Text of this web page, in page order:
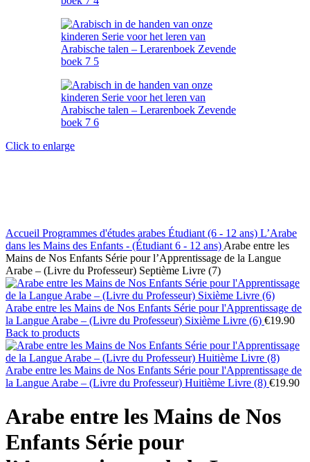
Click to enlarge
Accueil Programmes d'études arabes Étudiant (6 - 12 ans) L’Arabe
dans les Mains des Enfants - (Étudiant 6 - 12 ans) Arabe entre les
Mains de Nos Enfants Série pour l’Apprentissage de la Langue
Arabe – (Livre du Professeur) Septième Livre (7)
Arabe entre les Mains de Nos Enfants Série pour l'Apprentissage de
la Langue Arabe – (Livre du Professeur) Sixième Livre (6) €19.90
Back to products
Arabe entre les Mains de Nos Enfants Série pour l'Apprentissage de
la Langue Arabe – (Livre du Professeur) Huitième Livre (8) €19.90
Arabe entre les Mains de Nos
Enfants Série pour